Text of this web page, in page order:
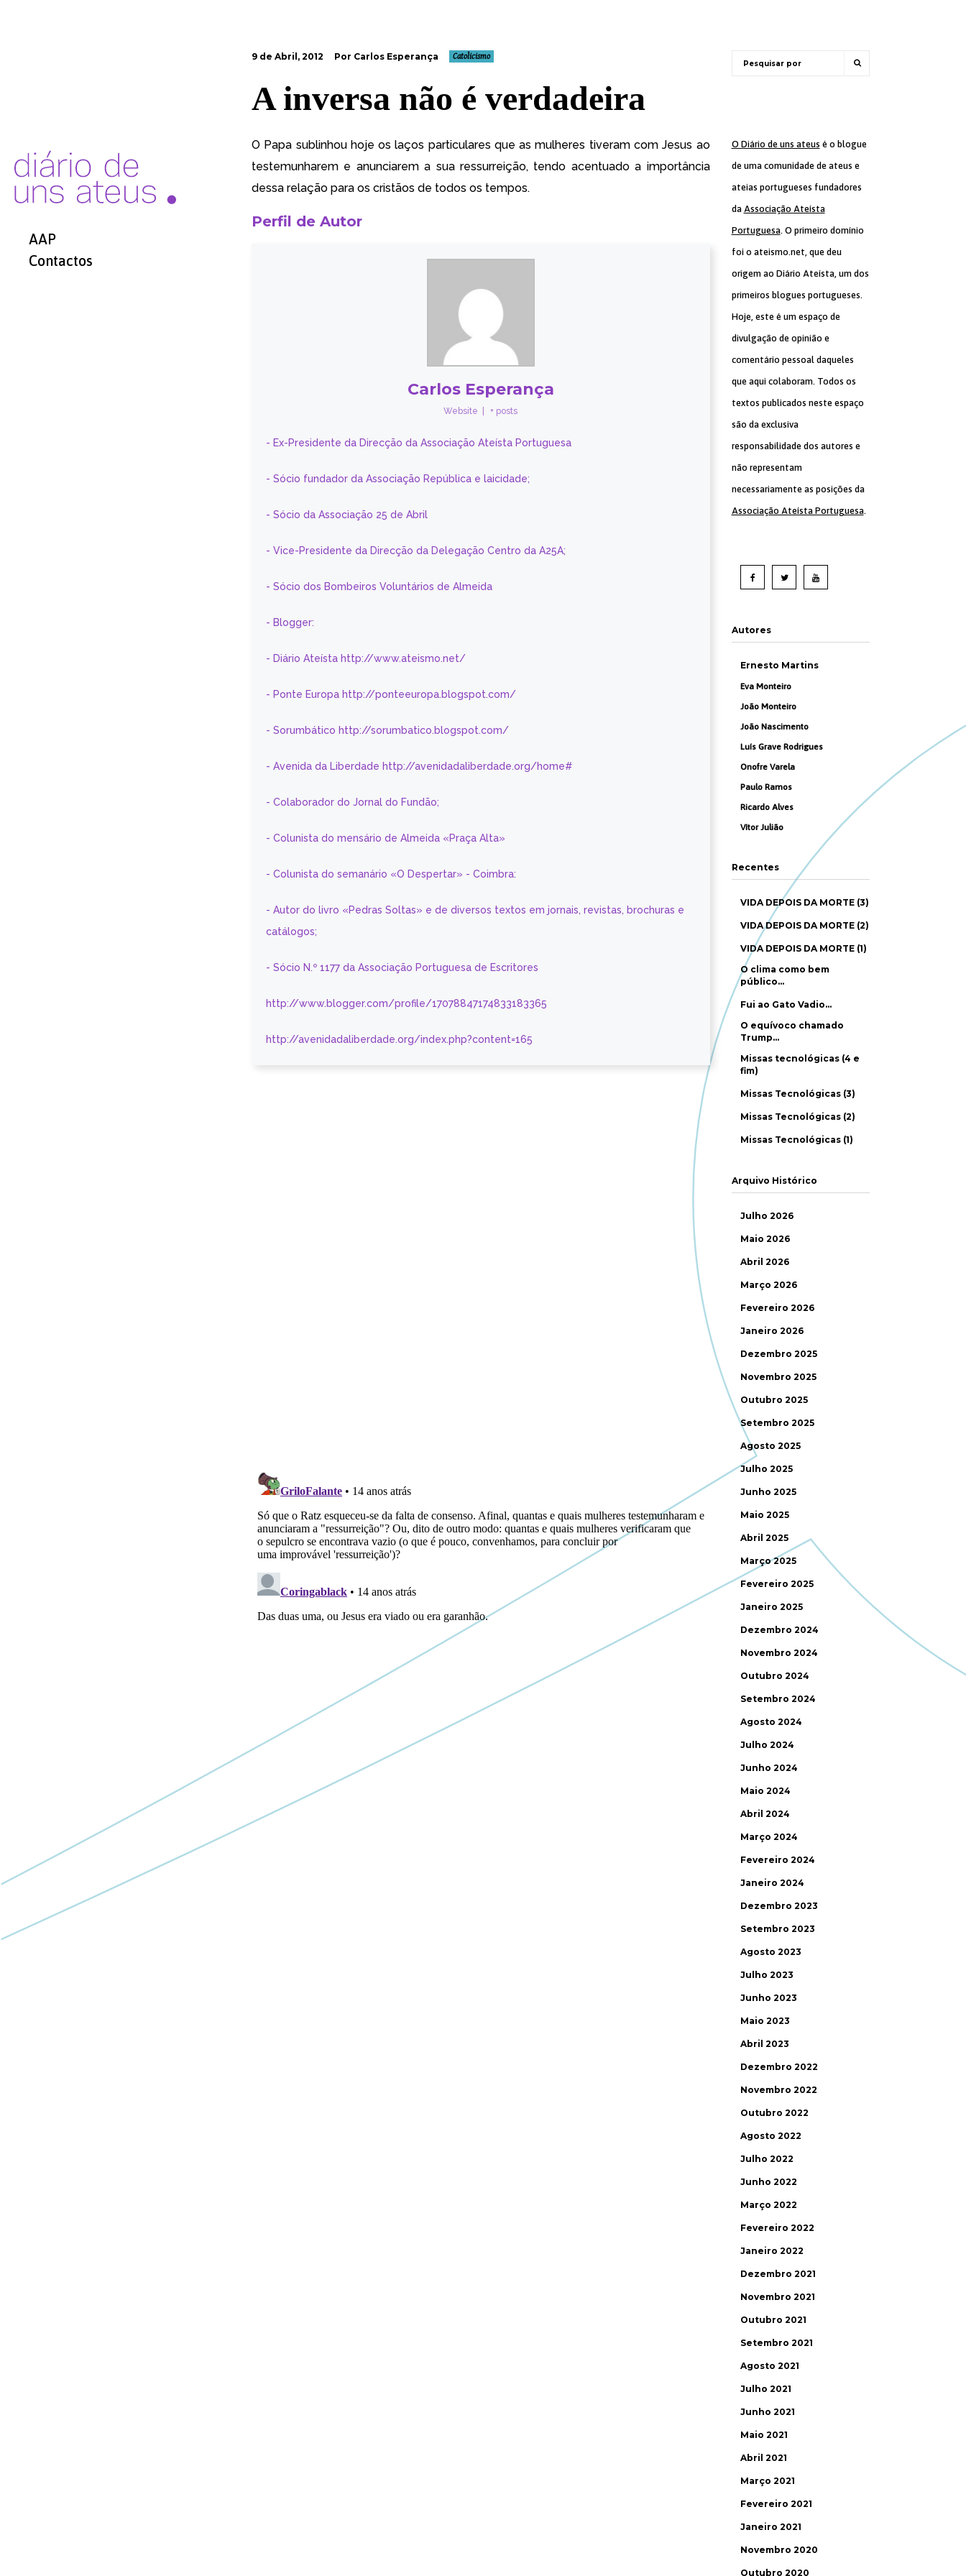
AAP
Contactos
9 de Abril, 2012 Por Carlos Esperança Catolicismo
A inversa não é verdadeira
O Papa sublinhou hoje os laços particulares que as mulheres tiveram com Jesus ao
testemunharem e anunciarem a sua ressurreição, tendo acentuado a importância
dessa relação para os cristãos de todos os tempos.
Perfil de Autor
Carlos Esperança
Website + posts
- Ex-Presidente da Direcção da Associação Ateísta Portuguesa
- Sócio fundador da Associação República e laicidade;
- Sócio da Associação 25 de Abril
- Vice-Presidente da Direcção da Delegação Centro da A25A;
- Sócio dos Bombeiros Voluntários de Almeida
- Blogger:
- Diário Ateísta http://www.ateismo.net/
- Ponte Europa http://ponteeuropa.blogspot.com/
- Sorumbático http://sorumbatico.blogspot.com/
- Avenida da Liberdade http://avenidadaliberdade.org/home#
- Colaborador do Jornal do Fundão;
- Colunista do mensário de Almeida «Praça Alta»
- Colunista do semanário «O Despertar» - Coimbra:
- Autor do livro «Pedras Soltas» e de diversos textos em jornais, revistas, brochuras e
catálogos;
- Sócio N.º 1177 da Associação Portuguesa de Escritores
http://www.blogger.com/profile/17078847174833183365
http://avenidadaliberdade.org/index.php?content=165
O Diário de uns ateus é o blogue
de uma comunidade de ateus e
ateias portugueses fundadores
da Associação Ateísta
Portuguesa. O primeiro domínio
foi o ateismo.net, que deu
origem ao Diário Ateísta, um dos
primeiros blogues portugueses.
Hoje, este é um espaço de
divulgação de opinião e
comentário pessoal daqueles
que aqui colaboram. Todos os
textos publicados neste espaço
são da exclusiva
responsabilidade dos autores e
não representam
necessariamente as posições da
Associação Ateísta Portuguesa.
Autores
Ernesto Martins
Eva Monteiro
João Monteiro
João Nascimento
Luís Grave Rodrigues
Onofre Varela
Paulo Ramos
Ricardo Alves
Vítor Julião
Recentes
VIDA DEPOIS DA MORTE (3)
VIDA DEPOIS DA MORTE (2)
VIDA DEPOIS DA MORTE (1)
O clima como bem
público…
Fui ao Gato Vadio…
O equívoco chamado
Trump…
Missas tecnológicas (4 e
fim)
Missas Tecnológicas (3)
Missas Tecnológicas (2)
Missas Tecnológicas (1)
Arquivo Histórico
Julho 2026
Maio 2026
Abril 2026
Março 2026
Fevereiro 2026
Janeiro 2026
Dezembro 2025
Novembro 2025
Outubro 2025
Setembro 2025
Agosto 2025
Julho 2025
Junho 2025
Maio 2025
Abril 2025
Março 2025
Fevereiro 2025
Janeiro 2025
Dezembro 2024
Novembro 2024
Outubro 2024
Setembro 2024
Agosto 2024
Julho 2024
Junho 2024
Maio 2024
Abril 2024
Março 2024
Fevereiro 2024
Janeiro 2024
Dezembro 2023
Setembro 2023
Agosto 2023
Julho 2023
Junho 2023
Maio 2023
Abril 2023
Dezembro 2022
Novembro 2022
Outubro 2022
Agosto 2022
Julho 2022
Junho 2022
Março 2022
Fevereiro 2022
Janeiro 2022
Dezembro 2021
Novembro 2021
Outubro 2021
Setembro 2021
Agosto 2021
Julho 2021
Junho 2021
Maio 2021
Abril 2021
Março 2021
Fevereiro 2021
Janeiro 2021
Novembro 2020
Outubro 2020